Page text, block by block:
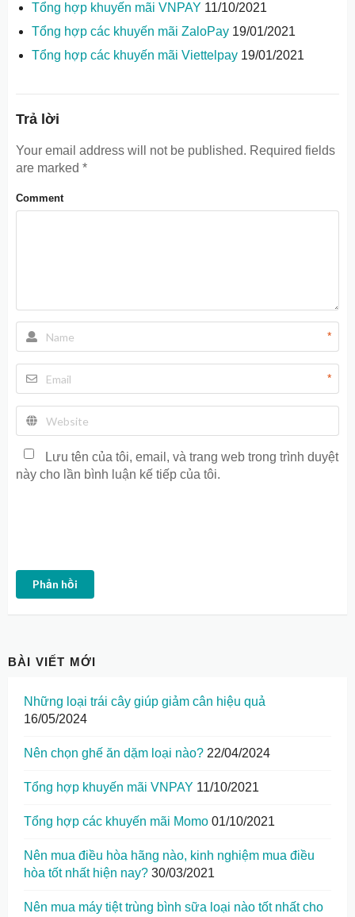
Tổng hợp khuyến mãi VNPAY 11/10/2021
Tổng hợp các khuyến mãi ZaloPay 19/01/2021
Tổng hợp các khuyến mãi Viettelpay 19/01/2021
Trả lời
Your email address will not be published. Required fields
are marked *
Comment
*
*
Lưu tên của tôi, email, và trang web trong trình duyệt
này cho lần bình luận kế tiếp của tôi.
Phản hồi
BÀI VIẾT MỚI
Những loại trái cây giúp giảm cân hiệu quả
16/05/2024
Nên chọn ghế ăn dặm loại nào? 22/04/2024
Tổng hợp khuyến mãi VNPAY 11/10/2021
Tổng hợp các khuyến mãi Momo 01/10/2021
Nên mua điều hòa hãng nào, kinh nghiệm mua điều
hòa tốt nhất hiện nay? 30/03/2021
Nên mua máy tiệt trùng bình sữa loại nào tốt nhất cho